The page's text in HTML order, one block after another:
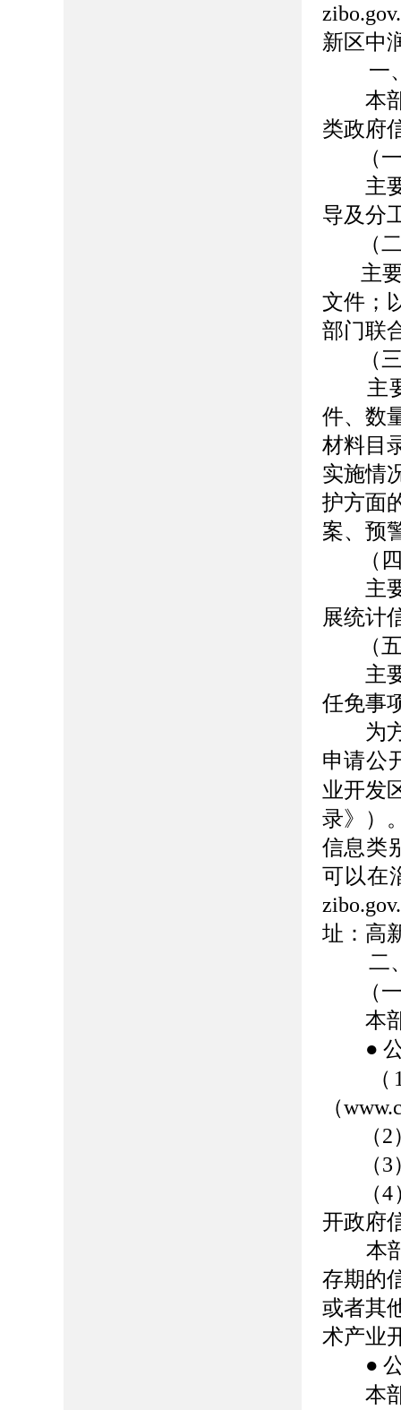
新区中
一
本部
类政府
（
主要
导及分
（
主
文件；
部门联
（
主要
件、数
材料目
实施情
护方面
案、预
（
主要
展统计
（
主要
任免事
为方
申请公
业开发
录》）
信息类
可以在
址：高
二
（
本部
●
（1
（
（
（
（
开政府
本部
存期的
或者其
术产业
●
本部